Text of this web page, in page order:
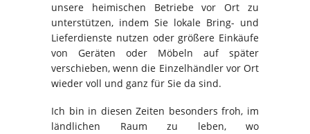
unsere heimischen Betriebe vor Ort zu
unterstützen, indem Sie lokale Bring- und
Lieferdienste nutzen oder größere Einkäufe
von Geräten oder Möbeln auf später
verschieben, wenn die Einzelhändler vor Ort
wieder voll und ganz für Sie da sind.
Ich bin in diesen Zeiten besonders froh, im
ländlichen Raum zu leben, wo